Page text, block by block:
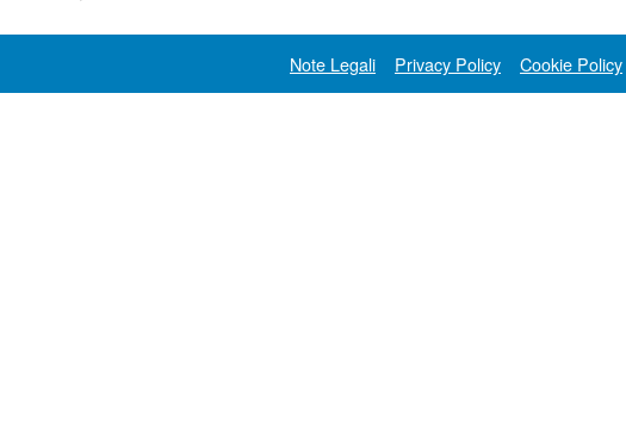
Note Legali Privacy Policy Cookie Policy